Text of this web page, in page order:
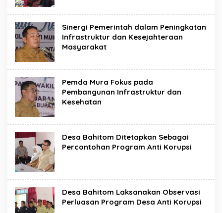
Sinergi Pemerintah dalam Peningkatan
Infrastruktur dan Kesejahteraan
Masyarakat
Pemda Mura Fokus pada
Pembangunan Infrastruktur dan
Kesehatan
Desa Bahitom Ditetapkan Sebagai
Percontohan Program Anti Korupsi
Desa Bahitom Laksanakan Observasi
Perluasan Program Desa Anti Korupsi